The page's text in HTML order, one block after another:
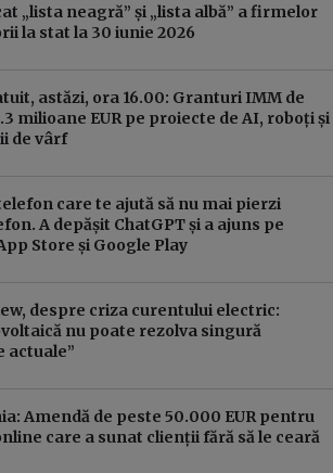
„lista neagră” și „lista albă” a firmelor
la stat la 30 iunie 2026
astăzi, ora 16.00: Granturi IMM de
milioane EUR pe proiecte de AI, roboți și
de vârf
care te ajută să nu mai pierzi
A depășit ChatGPT și a ajuns pe
Store și Google Play
despre criza curentului electric:
nu poate rezolva singură
actuale”
Amendă de peste 50.000 EUR pentru
care a sunat clienții fără să le ceară